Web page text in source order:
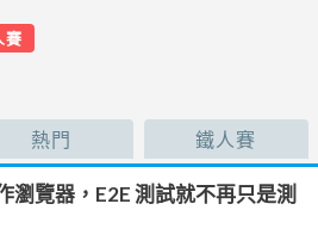
賽
熱門 鐵人賽
瀏覽器，E2E 測試就不再只是測